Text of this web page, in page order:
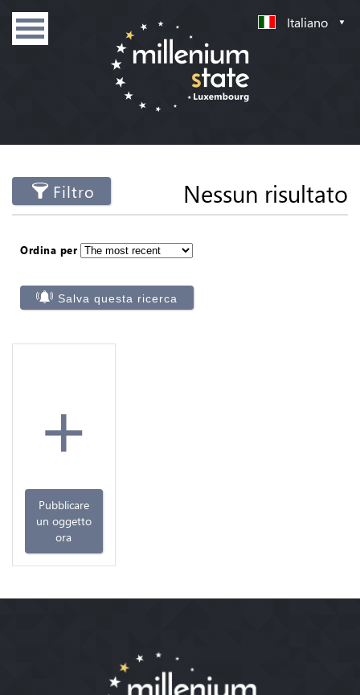
Italiano
Filtro Nessun risultato
Ordina per
Salva questa ricerca
+
Pubblicare
un oggetto
ora